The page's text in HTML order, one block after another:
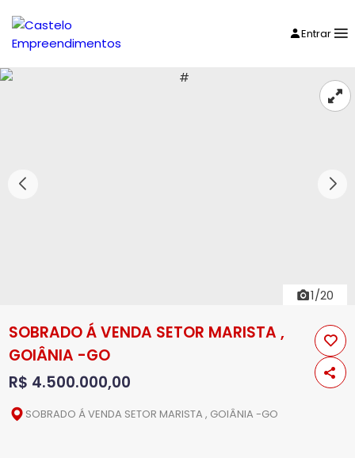
Entrar
1/20
SOBRADO Á VENDA SETOR MARISTA ,
GOIÂNIA -GO
R$ 4.500.000,00
SOBRADO Á VENDA SETOR MARISTA , GOIÂNIA -GO